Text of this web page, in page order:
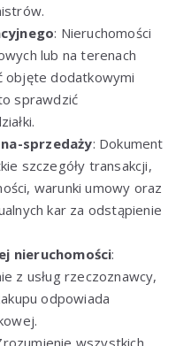
: Nieruchomości
lub na terenach
objęte dodatkowymi
sprawdzić
sprzedaży: Dokument
szczegóły transakcji,
warunki umowy oraz
kar za odstąpienie
nieruchomości:
z usług rzeczoznawcy,
odpowiada
wszystkich